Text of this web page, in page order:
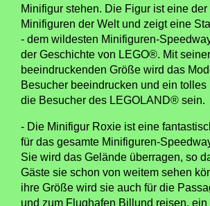
Minifigur stehen. Die Figur ist eine der
Minifiguren der Welt und zeigt eine
- dem wildesten Minifiguren-
der Geschichte von LEGO®. Mit seiner
beeindruckenden Größe wird das
Besucher beeindrucken und ein tolles
die Besucher des LEGOLAND® sein.
- Die Minifigur Roxie ist eine
für das gesamte Minifiguren-
Sie wird das Gelände überragen, so
Gäste sie schon von weitem sehen
ihre Größe wird sie auch für die
und zum Flughafen Billund reisen,